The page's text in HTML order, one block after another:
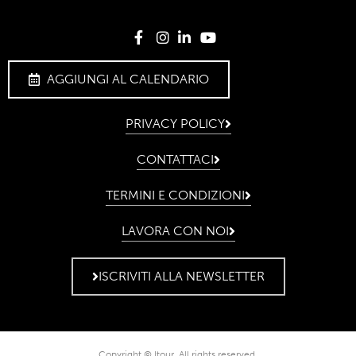
AGGIUNGI AL CALENDARIO
PRIVACY POLICY
CONTATTACI
TERMINI E CONDIZIONI
LAVORA CON NOI
ISCRIVITI ALLA NEWSLETTER